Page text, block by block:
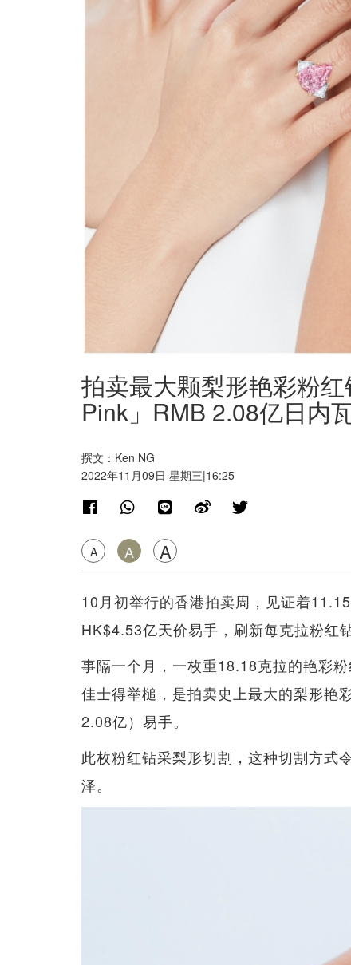
拍卖最大颗梨形艳彩粉
Pink」RMB 2.08亿日内
撰文：Ken NG
2022年11月09日 星期三|16:25
A A A
10月初举行的香港拍卖周，见证着
HK$4.53亿天价易手，刷新每克拉粉红
事隔一个月，一枚重18.18克拉的艳彩
佳士得举槌，是拍卖史上最大的梨形艳
2.08亿）易手。
此枚粉红钻采梨形切割，这种切割方式
泽。